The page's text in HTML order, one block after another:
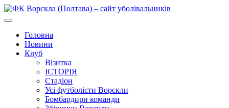
Головна
Новини
Клуб
Візитка
ІСТОРІЯ
Стадіон
Усі футболісти Ворскли
Бомбардири команди